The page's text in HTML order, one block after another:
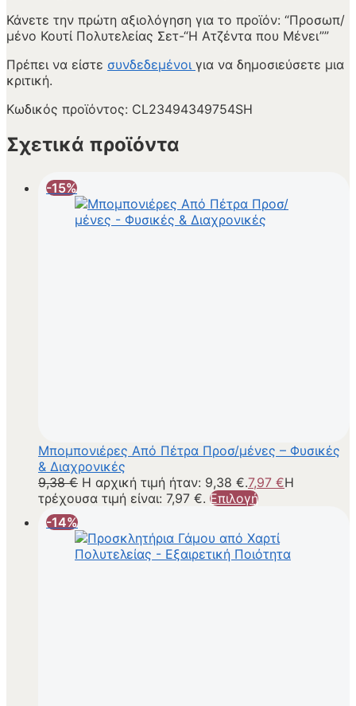
Κάνετε την πρώτη αξιολόγηση για το προϊόν: “Προσωπ/
μένο Κουτί Πολυτελείας Σετ-“Η Ατζέντα που Μένει””
Πρέπει να είστε συνδεδεμένοι για να δημοσιεύσετε μια
κριτική.
Κωδικός προϊόντος: CL23494349754SH
Σχετικά προϊόντα
-15%
Μπομπονιέρες Από Πέτρα Προσ/μένες – Φυσικές
& Διαχρονικές
9,38€ Η αρχική τιμή ήταν: 9,38 €.7,97 €Η
τρέχουσα τιμή είναι: 7,97 €. Επιλογή
-14%